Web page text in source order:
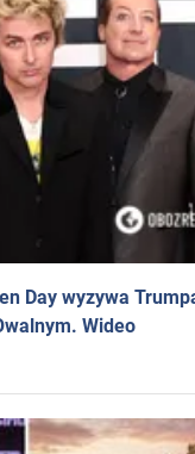
Day wyzywa
Wideo